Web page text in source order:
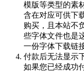
模版等类型的素
含在对应可供下
购买，且本站不
些字体文件也是
一份字体下载链
付款后无法显示
如果您已经成功